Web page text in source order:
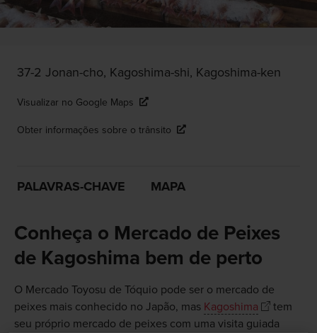
37-2 Jonan-cho, Kagoshima-shi, Kagoshima-ken
Visualizar no Google Maps
Obter informações sobre o trânsito
PALAVRAS-CHAVE MAPA
Conheça o Mercado de Peixes
de Kagoshima bem de perto
O Mercado Toyosu de Tóquio pode ser o mercado de
peixes mais conhecido no Japão, mas Kagoshima
tem
seu próprio mercado de peixes com uma visita guiada